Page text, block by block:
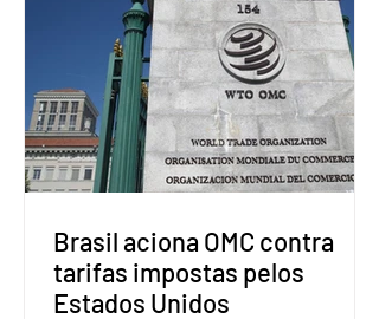
Brasil aciona OMC contra
tarifas impostas pelos
Estados Unidos